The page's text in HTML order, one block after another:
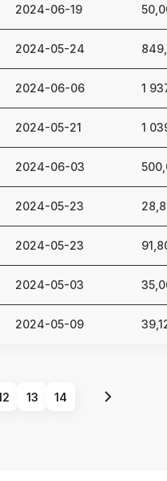
2024-06-19
2024-05-24
2024-06-06 1
2024-05-21 1
2024-06-03
2024-05-23
2024-05-23
2024-05-03
2024-05-09
13 14